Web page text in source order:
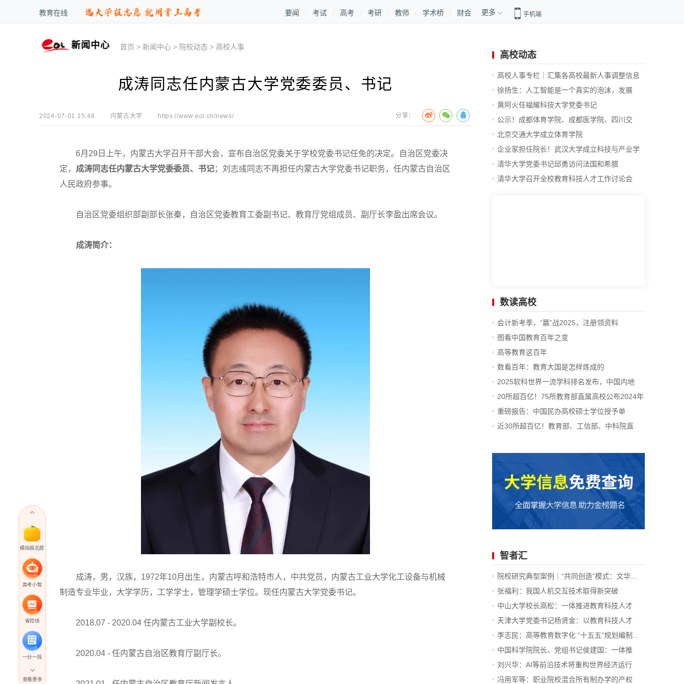
教育在线 要闻 考试 高考 考研 教师 学术桥 财会 更多 手机端
新闻中心 首页 >新闻中心 > 院校动态 > 高校人事
成涛同志任内蒙古大学党委委员、书记
2024-07-01 15:48 内蒙古大学 https://www.eol.cn/news/ 分享：
6月29日上午，内蒙古大学召开干部大会，宣布自治区党委关于学校党委书记任免的决定。自治区党委决
定， 成涛同志任内蒙古大学党委委员、书记；刘志彧同志不再担任内蒙古大学党委书记职务，任内蒙古自治区
人民政府参事。
自治区党委组织部副部长张秦，自治区党委教育工委副书记、教育厅党组成员、副厅长李盈出席会议。
成涛简介：
成涛，男，汉族，1972年10月出生，内蒙古呼和浩特市人，中共党员，内蒙古工业大学化工设备与机械
制造专业毕业，大学学历，工学学士，管理学硕士学位。现任内蒙古大学党委书记。
2018.07 - 2020.04 任内蒙古工业大学副校长。
2020.04 - 任内蒙古自治区教育厅副厅长。
高校动态
高校人事专栏｜汇集各高校最新人事调整信息
徐扬生：人工智能是一个真实的泡沫，发展
前...
黄阿火任福耀科技大学党委书记
公示！成都体育学院、成都医学院、四川交
通...
北京交通大学成立体育学院
企业家担任院长！武汉大学成立科技与产业学
院
清华大学党委书记邱勇访问法国和希腊
清华大学召开全校教育科技人才工作讨论会
模拟报志愿
高考小智
省控线
一分一段
查看更多
数读高校
会计新考季，“赢”战2025，注册领资料
图看中国教育百年之变
高等教育这百年
数看百年：教育大国是怎样炼成的
2025软科世界一流学科排名发布，中国内地
14...
20所超百亿！75所教育部直属高校公布2024年
决算
重磅报告：中国民办高校硕士学位授予单
位、...
近30所超百亿！教育部、工信部、中科院直
智者汇
院校研究典型案例｜“共同创造”模式：文华...
张福利：我国人机交互技术取得新突破
中山大学校长高松：一体推进教育科技人才
发...
天津大学党委书记杨贤金：以教育科技人才
一...
李志民：高等教育数字化 “十五五”规划编制...
中国科学院院长、党组书记侯建国：一体推
进...
刘兴华：AI等前沿技术将重构世界经济运行
底...
冯用军等：职业院校混合所有制办学的产权